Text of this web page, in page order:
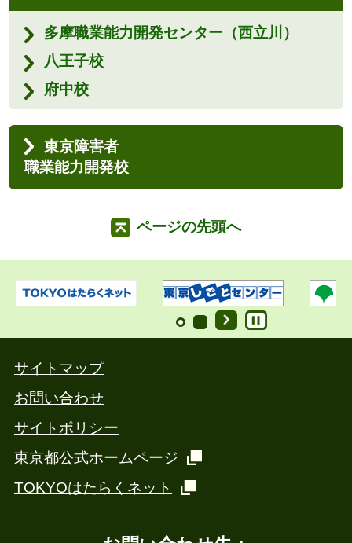
多摩職業能力開発センター（西立川）
八王子校
府中校
東京障害者
職業能力開発校
ページの先頭へ
サイトマップ
お問い合わせ
サイトポリシー
東京都公式ホームページ
TOKYOはたらくネット